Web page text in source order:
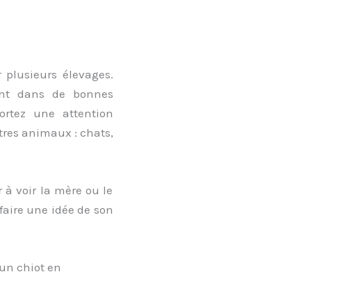
élevages.
dans de bonnes
une attention
animaux : chats,
à voir la mère ou le
une idée de son
chiot en